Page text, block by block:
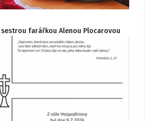
farářkou Alenou Plocarovou